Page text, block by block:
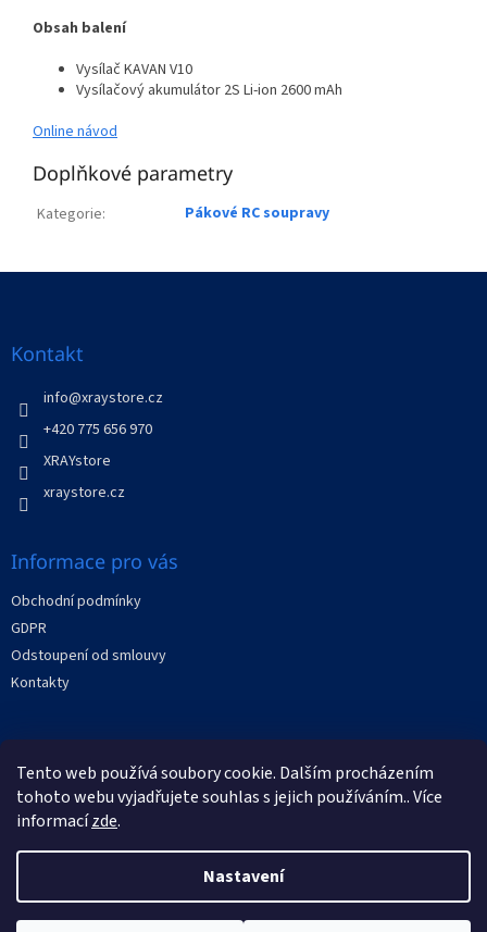
Tento web používá soubory cookie. Dalším procházením
tohoto webu vyjadřujete souhlas s jejich používáním.. Více
informacízde.
Nastavení
Obsah balení
Vysílač KAVAN V10
Vysílačový akumulátor 2S Li-ion 2600 mAh
Online návod
Doplňkové parametry
Kategorie: Pákové RC soupravy
Kontakt
info@xraystore.cz
+420 775 656 970
XRAYstore
xraystore.cz
Informace pro vás
Obchodní podmínky
GDPR
Odstoupení od smlouvy
Kontakty
Facebook
Vytvořil Shoptet